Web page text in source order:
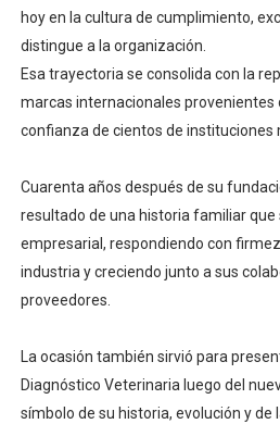
hoy en la cultura de cumplimiento,
distingue a la organización.
Esa trayectoria se consolida con la
marcas internacionales provenientes
confianza de cientos de instituciones
Cuarenta años después de su
resultado de una historia familiar
empresarial, respondiendo con
industria y creciendo junto a sus
proveedores.
La ocasión también sirvió para
Diagnóstico Veterinaria luego del
símbolo de su historia, evolución y de